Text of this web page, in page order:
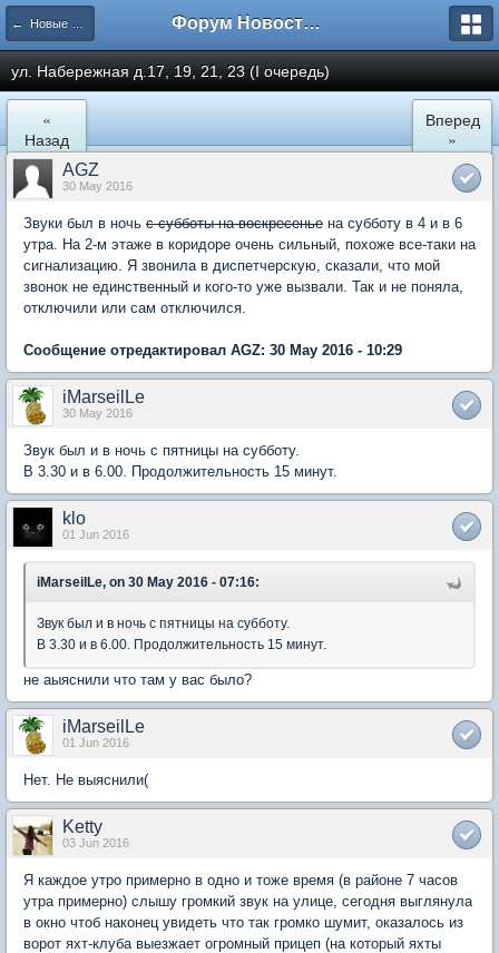
← Новые Водники Форум Новостройки
ул. Набережная д.17, 19, 21, 23 (I очередь)
«
Назад
Вперед
»
AGZ
30 May 2016
Звуки был в ночь с субботы на воскресенье на субботу в 4 и в 6
утра. На 2-м этаже в коридоре очень сильный, похоже все-таки на
сигнализацию. Я звонила в диспетчерскую, сказали, что мой
звонок не единственный и кого-то уже вызвали. Так и не поняла,
отключили или сам отключился.
Сообщение отредактировал AGZ: 30 May 2016 - 10:29
iMarseilLe
30 May 2016
Звук был и в ночь с пятницы на субботу.
В 3.30 и в 6.00. Продолжительность 15 минут.
klo
01 Jun 2016
iMarseilLe, on 30 May 2016 - 07:16:
Звук был и в ночь с пятницы на субботу.
В 3.30 и в 6.00. Продолжительность 15 минут.
не аыяснили что там у вас было?
iMarseilLe
01 Jun 2016
Нет. Не выяснили(
Ketty
03 Jun 2016
Я каждое утро примерно в одно и тоже время (в районе 7 часов
утра примерно) слышу громкий звук на улице, сегодня выглянула
в окно чтоб наконец увидеть что так громко шумит, оказалось из
ворот яхт-клуба выезжает огромный прицеп (на который яхты